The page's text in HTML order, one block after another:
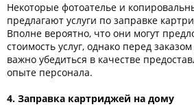
Некоторые фотоателье и
предлагают услуги по заправке
Вполне вероятно, что они могут
стоимость услуг, однако перед
важно убедиться в качестве
опыте персонала.
4. Заправка картриджей на дому